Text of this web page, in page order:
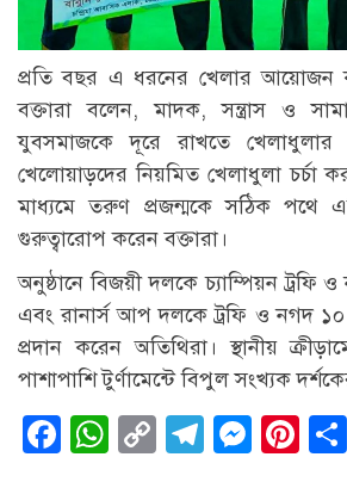
প্রতি বছর এ ধরনের খেলার আয়োজন
বক্তারা বলেন, মাদক, সন্ত্রাস ও
যুবসমাজকে দূরে রাখতে
খেলোয়াড়দের নিয়মিত খেলাধুলা চর্চা
মাধ্যমে তরুণ প্রজন্মকে সঠিক পথে
গুরুত্বারোপ করেন বক্তারা।
অনুষ্ঠানে বিজয়ী দলকে চ্যাম্পিয়ন ট্রফি
এবং রানার্স আপ দলকে ট্রফি ও নগদ ১০
প্রদান করেন অতিথিরা। স্থানীয়
পাশাপাশি টুর্ণামেন্টে বিপুল সংখ্যক
Facebook
WhatsApp
CopyTelegram